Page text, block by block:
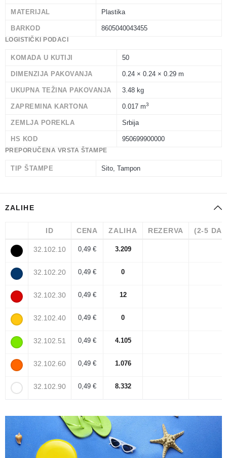
MATERIJAL Plastika
BARKOD 8605040043455
LOGISTIČKI PODACI
KOMADA U KUTIJI 50
DIMENZIJA PAKOVANJA 0.24 × 0.24 × 0.29 m
UKUPNA TEŽINA PAKOVANJA 3.48 kg
ZAPREMINA KARTONA 0.017 m3
ZEMLJA POREKLA Srbija
HS KOD 950699900000
PREPORUČENA VRSTA ŠTAMPE
TIP ŠTAMPE Sito, Tampon
ZALIHE
ID CENA ZALIHA REZERVA (2-5
32.102.10 0,49 € 3.209
32.102.20 0,49 € 0
32.102.30 0,49 € 12
32.102.40 0,49 € 0
32.102.51 0,49 € 4.105
32.102.60 0,49 € 1.076
32.102.90 0,49 € 8.332